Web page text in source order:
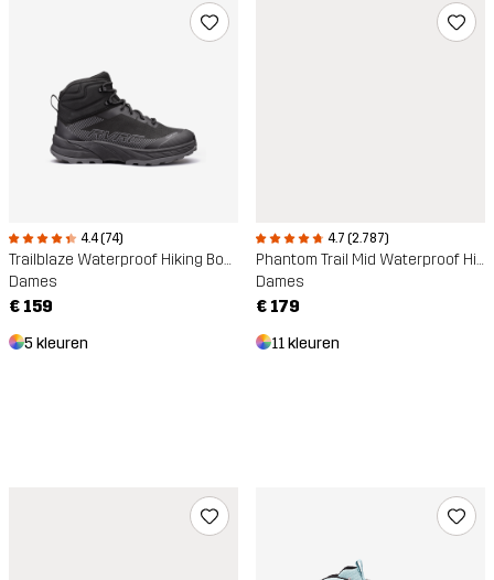
4.4 (74)
Trailblaze Waterproof Hiking Boots
Dames
€ 159
5 kleuren
4.7 (2.787)
Phantom Trail Mid Waterproof Hiking Boots
Dames
€ 179
11 kleuren